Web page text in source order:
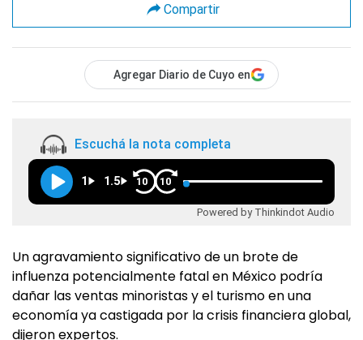
Compartir
Agregar Diario de Cuyo en
Escuchá la nota completa
1 1.5 10 10
Powered by Thinkindot Audio
Un agravamiento significativo de un brote de
influenza potencialmente fatal en México podría
dañar las ventas minoristas y el turismo en una
economía ya castigada por la crisis financiera global,
dijeron expertos.